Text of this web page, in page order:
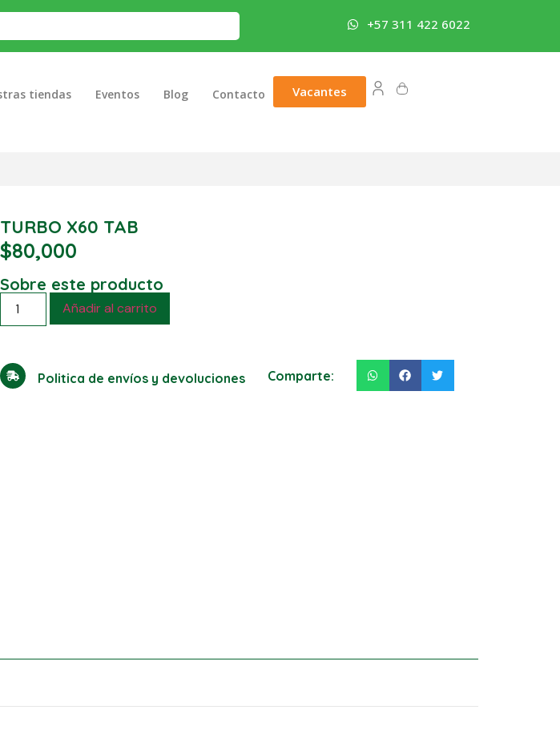
+57 311 422 6022
tiendas Eventos Blog Contacto Vacantes
TURBO X60 TAB
$80,000
Sobre este producto
Añadir al carrito
Politica de envíos y devoluciones Comparte: